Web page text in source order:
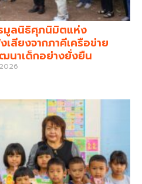
มูลนิธิศุภนิมิตแห่ง
สียงจากภาคีเครือข่าย
นาเด็กอย่างยั่งยืน